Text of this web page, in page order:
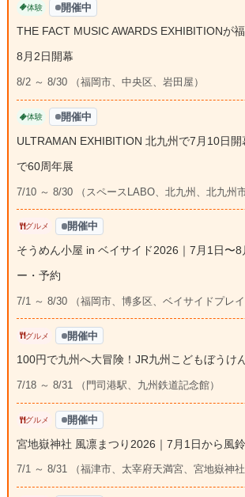
体験 開催中
THE FACT MUSIC AWARDS EXHIBITIONが
8月2日開幕
8/2 ～ 8/30 （福岡市、中央区、岩田屋）
体験 開催中
ULTRAMAN EXHIBITION 北九州で7月10日
で60周年展
7/10 ～ 8/30 （スペースLABO、北九州、北九州
グルメ 開催中
そうめん小屋 in ベイサイド2026｜7月1日〜8
ー・予約
7/1 ～ 8/30 （福岡市、博多区、ベイサイドプレイ
グルメ 開催中
100円で九州へ大冒険！JR九州こどもぼうけ
7/18 ～ 8/31 （門司港駅、九州鉄道記念館）
グルメ 開催中
宮地嶽神社 風凛まつり2026｜7月1日から風
7/1 ～ 8/31 （福津市、太宰府天満宮、宮地嶽神社